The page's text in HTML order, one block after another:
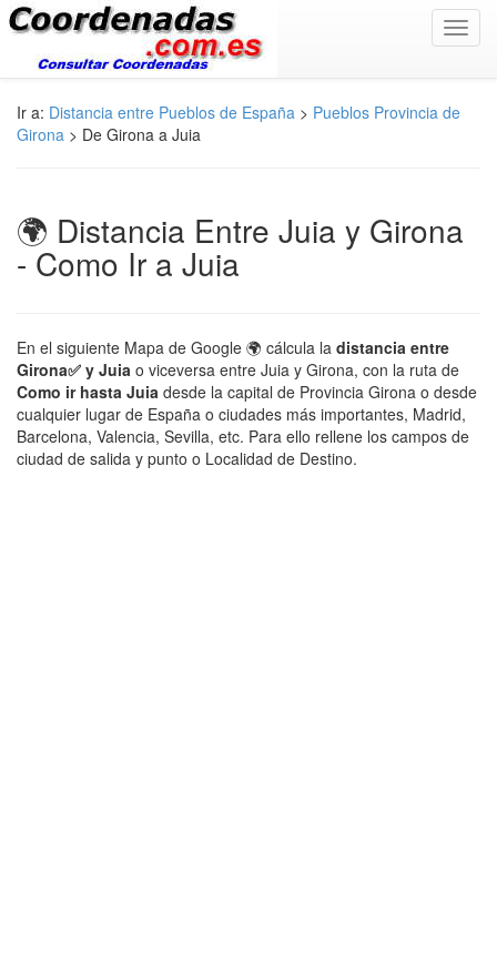
Ir a: Distancia entre Pueblos de España > Pueblos Provincia de
Girona > De Girona a Juia
🌍 Distancia Entre Juia y Girona
- Como Ir a Juia
En el siguiente Mapa de Google 🌍 cálcula la distancia entre
Girona✅ y Juia o viceversa entre Juia y Girona, con la ruta de
Como ir hasta Juia desde la capital de Provincia Girona o desde
cualquier lugar de España o ciudades más importantes, Madrid,
Barcelona, Valencia, Sevilla, etc. Para ello rellene los campos de
ciudad de salida y punto o Localidad de Destino.